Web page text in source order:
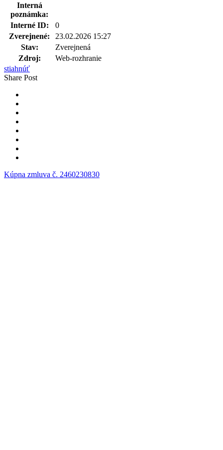
Interná
poznámka:
Interné ID:
0
Zverejnené:
23.02.2026 15:27
Stav:
Zverejnená
Zdroj:
Web-rozhranie
stiahnúť
Share Post
Kúpna zmluva č. 2460230830